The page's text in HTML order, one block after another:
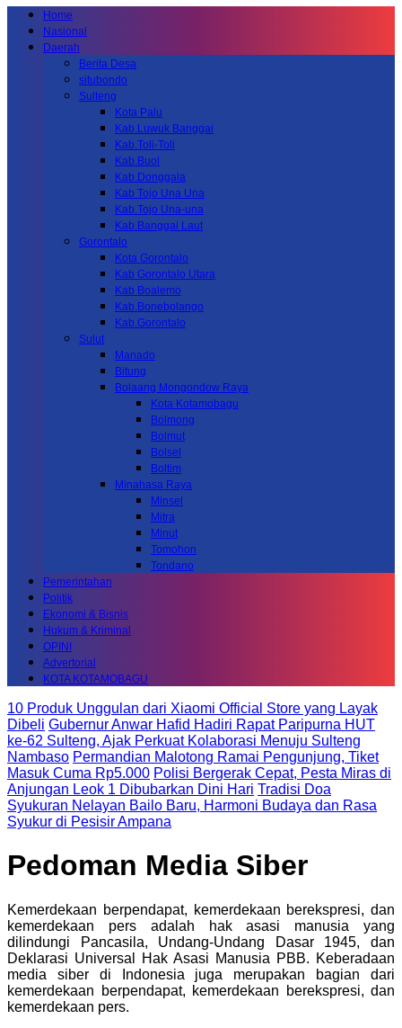
Home
Nasional
Daerah
Berita Desa
situbondo
Sulteng
Kota Palu
Kab.Luwuk Banggai
Kab.Toli-Toli
Kab.Buol
Kab.Donggala
Kab Tojo Una Una
Kab.Tojo Una-una
Kab.Banggai Laut
Gorontalo
Kota Gorontalo
Kab Gorontalo Utara
Kab Boalemo
Kab.Bonebolango
Kab.Gorontalo
Sulut
Manado
Bitung
Bolaang Mongondow Raya
Kota Kotamobagu
Bolmong
Bolmut
Bolsel
Boltim
Minahasa Raya
Minsel
Mitra
Minut
Tomohon
Tondano
Pemerintahan
Politik
Ekonomi & Bisnis
Hukum & Kriminal
OPINI
Advertorial
KOTA KOTAMOBAGU
10 Produk Unggulan dari Xiaomi Official Store yang Layak
Dibeli Gubernur Anwar Hafid Hadiri Rapat Paripurna HUT
ke-62 Sulteng, Ajak Perkuat Kolaborasi Menuju Sulteng
Nambaso Permandian Malotong Ramai Pengunjung, Tiket
Masuk Cuma Rp5.000 Polisi Bergerak Cepat, Pesta Miras di
Anjungan Leok 1 Dibubarkan Dini Hari Tradisi Doa
Syukuran Nelayan Bailo Baru, Harmoni Budaya dan Rasa
Syukur di Pesisir Ampana
Pedoman Media Siber
Kemerdekaan berpendapat, kemerdekaan berekspresi, dan
kemerdekaan pers adalah hak asasi manusia yang
dilindungi Pancasila, Undang-Undang Dasar 1945, dan
Deklarasi Universal Hak Asasi Manusia PBB. Keberadaan
media siber di Indonesia juga merupakan bagian dari
kemerdekaan berpendapat, kemerdekaan berekspresi, dan
kemerdekaan pers.